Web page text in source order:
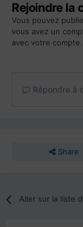
Rejoindre la
Vous pouvez
vous avez un
avec votre compte.
Répondre à
Share
Aller sur la liste